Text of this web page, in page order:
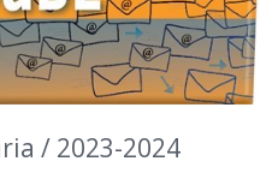
/ 2023-2024